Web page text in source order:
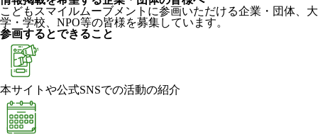
こどもスマイルムーブメントに参画いただける企業・団体、大
学・学校、NPO等の皆様を募集しています。
参画するとできること
本サイトや公式SNSでの活動の紹介